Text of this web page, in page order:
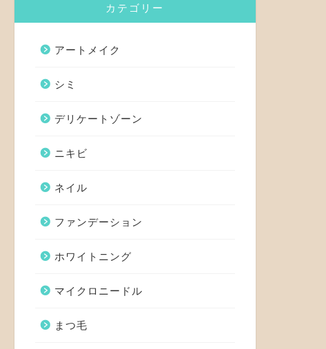
カテゴリー
アートメイク
シミ
デリケートゾーン
ニキビ
ネイル
ファンデーション
ホワイトニング
マイクロニードル
まつ毛